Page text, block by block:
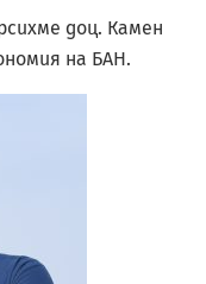
доц. Камен
на БАН.